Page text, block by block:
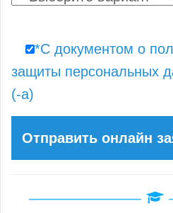
*С документом о
защиты персональных
(-а)